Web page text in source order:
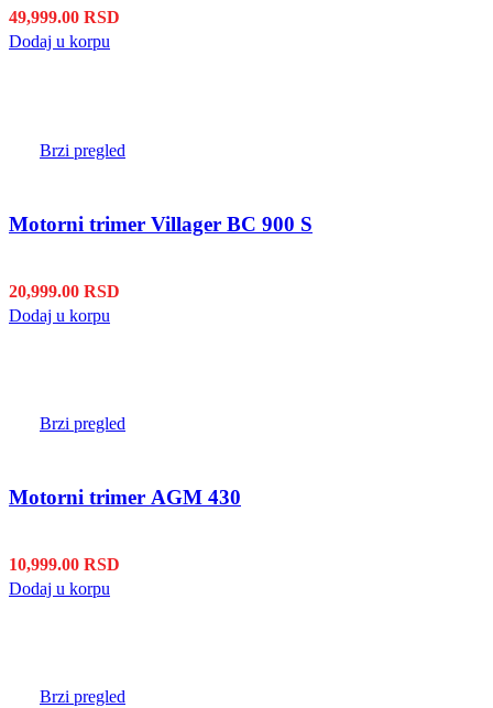
49,999.00 RSD
Dodaj u korpu
Brzi pregled
Motorni trimer Villager BC 900 S
20,999.00 RSD
Dodaj u korpu
Brzi pregled
Motorni trimer AGM 430
10,999.00 RSD
Dodaj u korpu
Brzi pregled